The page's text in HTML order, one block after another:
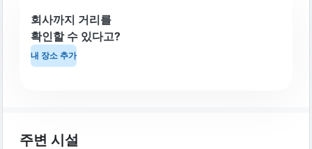
회사까지 거리를
확인할 수 있다고?
내 장소 추가
주변 시설